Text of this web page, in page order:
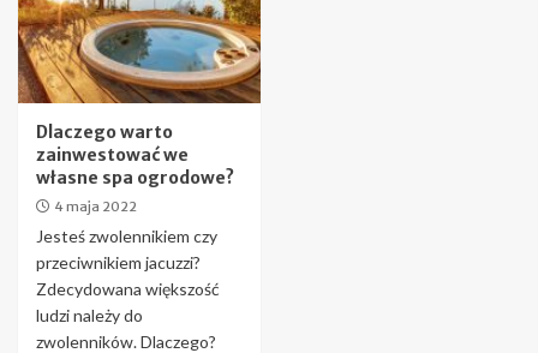
Dlaczego warto
zainwestować we
własne spa ogrodowe?
4 maja 2022
Jesteś zwolennikiem czy
przeciwnikiem jacuzzi?
Zdecydowana większość
ludzi należy do
zwolenników. Dlaczego?